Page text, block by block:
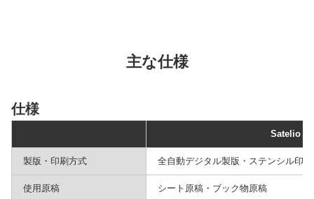
主な仕様
仕様
Satelio Lt
製版・印刷方式 全自動デジタル製版・ステンシル印刷
使用原稿 シート原稿・ブック物原稿